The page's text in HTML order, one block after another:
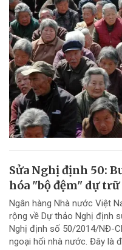
Sửa Nghị định 50:
hóa "bộ đệm" dự trữ
Ngân hàng Nhà nước Việt
rộng về Dự thảo Nghị định
Nghị định số 50/2014/NĐ-
ngoại hối nhà nước. Đây là